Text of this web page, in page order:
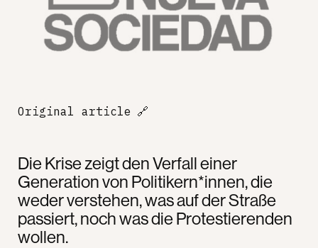
Die Krise zeigt den Verfall einer
Generation von Politikern*innen, die
weder verstehen, was auf der Straße
passiert, noch was die Protestierenden
wollen.
Original article 🔗